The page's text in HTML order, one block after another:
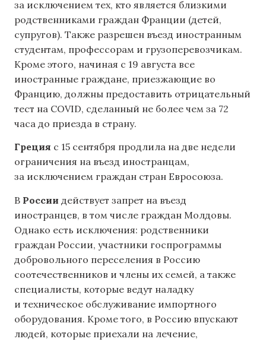
за исключением тех, кто является близкими
родственниками граждан Франции (детей,
супругов). Также разрешен въезд иностранным
студентам, профессорам и грузоперевозчикам.
Кроме этого, начиная с 19 августа все
иностранные граждане, приезжающие во
Францию, должны предоставить отрицательный
тест на COVID, сделанный не более чем за 72
часа до приезда в страну.
Греция с 15 сентября продлила на две недели
ограничения на въезд иностранцам,
за исключением граждан стран Евросоюза.
В России действует запрет на въезд
иностранцев, в том числе граждан Молдовы.
Однако есть исключения: родственники
граждан России, участники госпрограммы
добровольного переселения в Россию
соотечественников и члены их семей, а также
специалисты, которые ведут наладку
и техническое обслуживание импортного
оборудования. Кроме того, в Россию впускают
людей, которые приехали на лечение,